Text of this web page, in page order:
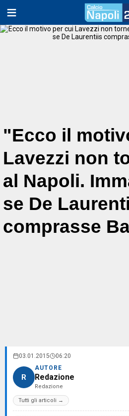
"Ecco il
Lavezzi non
al Napoli.
se De
comprasse
03.01.2015 06:20
R
AUTORE
Redazione
Redazione
Tutti gli articoli →